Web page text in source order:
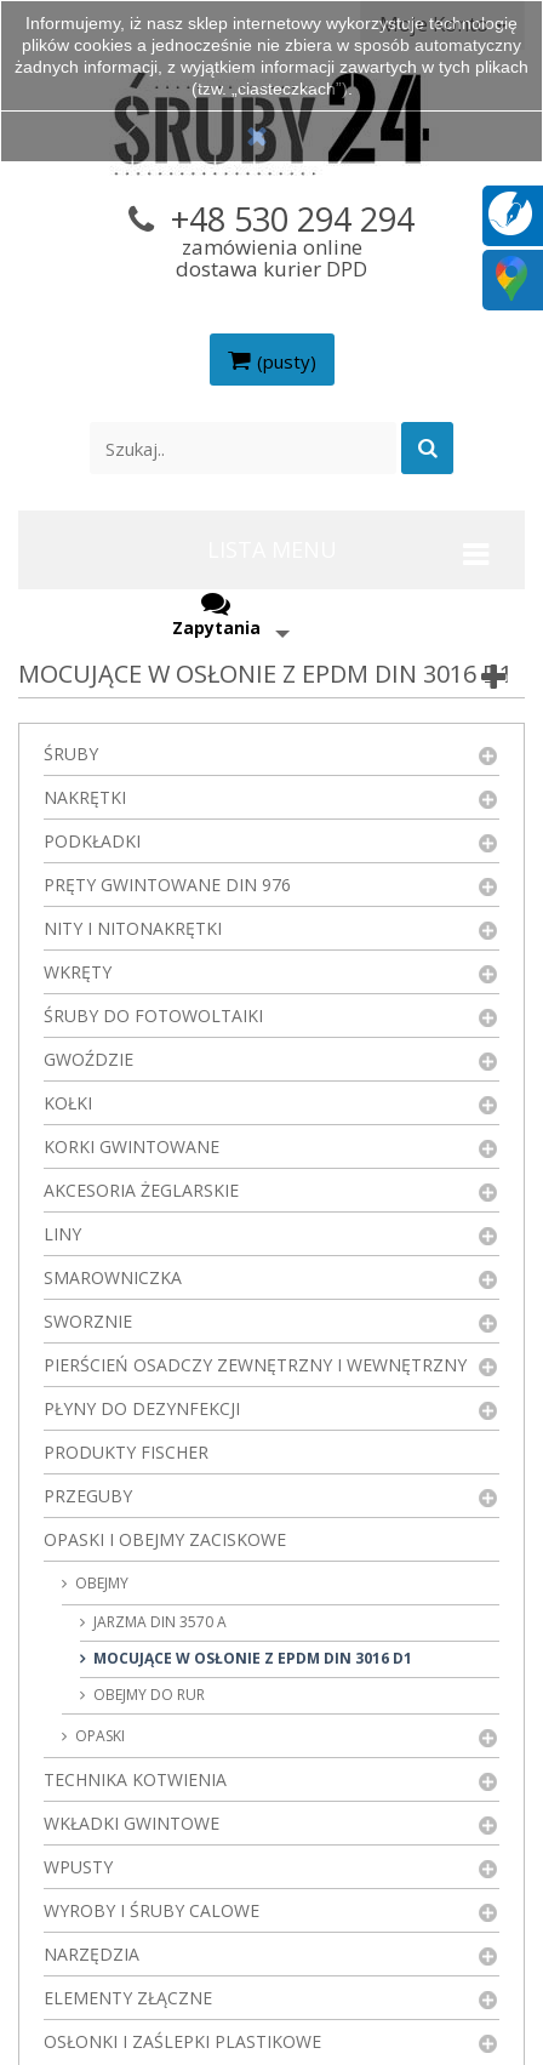
Moje Konto
(pusty)
+48 530 294 294
zamówienia online
dostawa kurier DPD
Zapytania
MOCUJĄCE W OSŁONIE Z EPDM DIN 3016 D1
ŚRUBY
NAKRĘTKI
PODKŁADKI
PRĘTY GWINTOWANE DIN 976
NITY I NITONAKRĘTKI
WKRĘTY
ŚRUBY DO FOTOWOLTAIKI
GWOŹDZIE
KOŁKI
KORKI GWINTOWANE
AKCESORIA ŻEGLARSKIE
LINY
SMAROWNICZKA
SWORZNIE
PIERŚCIEŃ OSADCZY ZEWNĘTRZNY I WEWNĘTRZNY
PŁYNY DO DEZYNFEKCJI
PRODUKTY FISCHER
PRZEGUBY
OPASKI I OBEJMY ZACISKOWE
OBEJMY
JARZMA DIN 3570 A
MOCUJĄCE W OSŁONIE Z EPDM DIN 3016 D1
OBEJMY DO RUR
OPASKI
TECHNIKA KOTWIENIA
WKŁADKI GWINTOWE
WPUSTY
WYROBY I ŚRUBY CALOWE
NARZĘDZIA
ELEMENTY ZŁĄCZNE
OSŁONKI I ZAŚLEPKI PLASTIKOWE
Informujemy, iż nasz sklep internetowy wykorzystuje technologię
plików cookies a jednocześnie nie zbiera w sposób automatyczny
żadnych informacji, z wyjątkiem informacji zawartych w tych plikach
(tzw. „ciasteczkach”).